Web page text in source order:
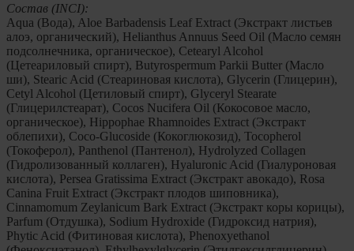
Состав (INCI):
Aqua (Вода), Aloe Barbadensis Leaf Extract (Экстракт листьев
алоэ, органический), Helianthus Annuus Seed Oil (Масло семян
подсолнечника, органическое), Cetearyl Alcohol
(Цетеариловый спирт), Butyrospermum Parkii Butter (Масло
ши), Stearic Acid (Стеариновая кислота), Glycerin (Глицерин),
Cetyl Alcohol (Цетиловый спирт), Glyceryl Stearate
(Глицерилстеарат), Cocos Nucifera Oil (Кокосовое масло,
органическое), Hippophae Rhamnoides Extract (Экстракт
облепихи), Coco-Glucoside (Кокоглюкозид), Tocopherol
(Токоферол), Panthenol (Пантенол), Hydrolyzed Collagen
(Гидролизованный коллаген), Hyaluronic Acid (Гиалуроновая
кислота), Persea Gratissima Extract (Экстракт авокадо), Rosa
Canina Fruit Extract (Экстракт плодов шиповника),
Cinnamomum Zeylanicum Bark Extract (Экстракт коры корицы),
Parfum (Отдушка), Sodium Hydroxide (Гидроксид натрия),
Phytic Acid (Фитиновая кислота), Phenoxyethanol